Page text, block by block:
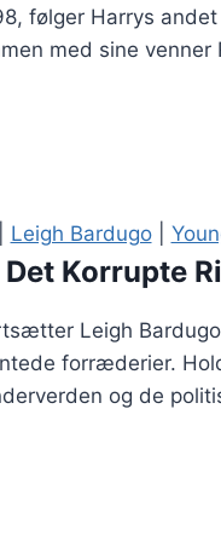
følger Harrys
med sine
Leigh Bardugo|
Korrupte
Leigh
forræderier.
og de